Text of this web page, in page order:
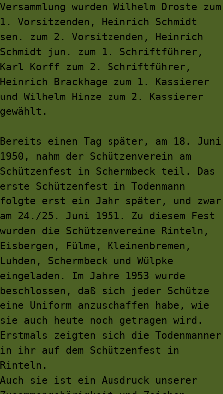
Versammlung wurden Wilhelm Droste zum
1. Vorsitzenden, Heinrich Schmidt
sen. zum 2. Vorsitzenden, Heinrich
Schmidt jun. zum 1. Schriftführer,
Karl Korff zum 2. Schriftführer,
Heinrich Brackhage zum 1. Kassierer
und Wilhelm Hinze zum 2. Kassierer
gewählt.
Bereits einen Tag später, am 18. Juni
1950, nahm der Schützenverein am
Schützenfest in Schermbeck teil. Das
erste Schützenfest in Todenmann
folgte erst ein Jahr später, und zwar
am 24./25. Juni 1951. Zu diesem Fest
wurden die Schützenvereine Rinteln,
Eisbergen, Fülme, Kleinenbremen,
Luhden, Schermbeck und Wülpke
eingeladen. Im Jahre 1953 wurde
beschlossen, daß sich jeder Schütze
eine Uniform anzuschaffen habe, wie
sie auch heute noch getragen wird.
Erstmals zeigten sich die Todenmanner
in ihr auf dem Schützenfest in
Rinteln.
Auch sie ist ein Ausdruck unserer